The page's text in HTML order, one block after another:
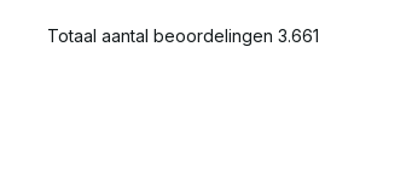
Totaal aantal beoordelingen 3.661